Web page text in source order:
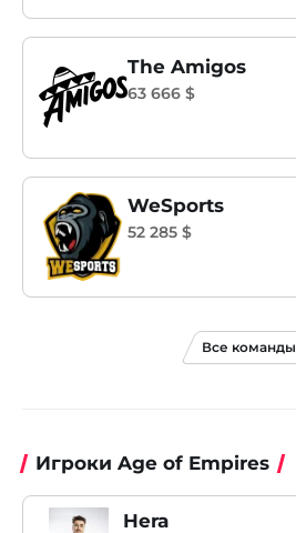
The Amigos
63 666 $
WeSports
52 285 $
Все команды
Игроки Age of Empires
Hera